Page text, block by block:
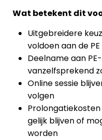
Wat betekent dit
Uitgebreidere
voldoen aan de
Deelname aan
vanzelfsprekend
Online sessie
volgen
gelijk blijven of
worden